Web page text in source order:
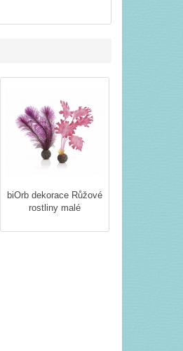
biOrb dekorace Růžové
rostliny malé